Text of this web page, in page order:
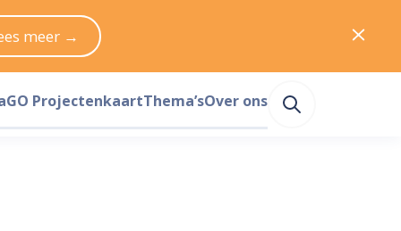
meer →
GO ProjectenkaartThema’sOver ons